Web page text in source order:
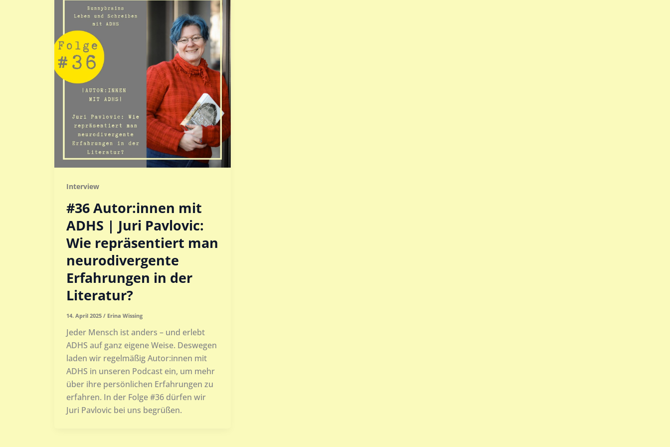
Interview
#36 Autor:innen mit
ADHS | Juri Pavlovic:
Wie repräsentiert man
neurodivergente
Erfahrungen in der
Literatur?
14. April 2025 / Erina Wissing
Jeder Mensch ist anders – und erlebt
ADHS auf ganz eigene Weise. Deswegen
laden wir regelmäßig Autor:innen mit
ADHS in unseren Podcast ein, um mehr
über ihre persönlichen Erfahrungen zu
erfahren. In der Folge #36 dürfen wir
Juri Pavlovic bei uns begrüßen.